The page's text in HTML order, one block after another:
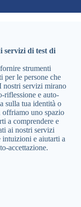
servizi di test di
strumenti
per le persone che
nostri servizi mirano
riflessione e auto-
sulla tua identità o
offriamo uno spazio
a comprendere e
ai nostri servizi
intuizioni e aiutarti a
accettazione.